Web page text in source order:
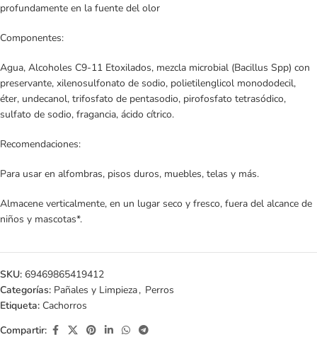
profundamente en la fuente del olor
Componentes:
Agua, Alcoholes C9-11 Etoxilados, mezcla microbial (Bacillus Spp) con
preservante, xilenosulfonato de sodio, polietilenglicol monododecil,
éter, undecanol, trifosfato de pentasodio, pirofosfato tetrasódico,
sulfato de sodio, fragancia, ácido cítrico.
Recomendaciones:
Para usar en alfombras, pisos duros, muebles, telas y más.
Almacene verticalmente, en un lugar seco y fresco, fuera del alcance de
niños y mascotas*.
SKU: 69469865419412
Categorías: Pañales y Limpieza, Perros
Etiqueta: Cachorros
Compartir: